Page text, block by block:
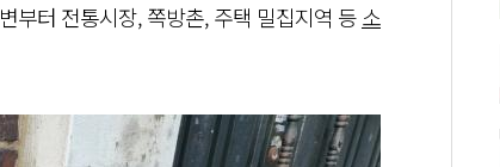
부터 전통시장, 쪽방촌, 주택 밀집지역 등소